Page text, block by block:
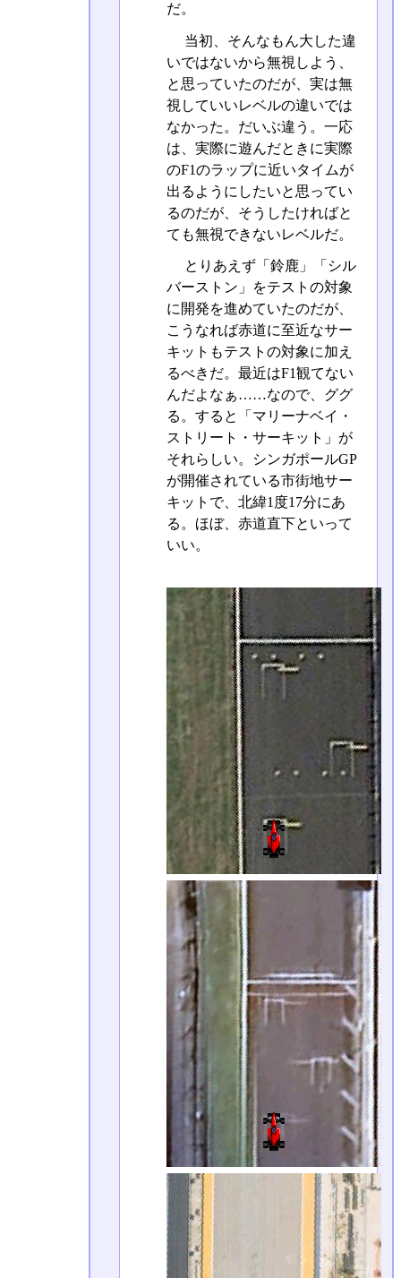
だ。
当初、そんなもん大した違
いではないから無視しよう、
と思っていたのだが、実は無
視していいレベルの違いでは
なかった。だいぶ違う。一応
は、実際に遊んだときに実際
のF1のラップに近いタイムが
出るようにしたいと思ってい
るのだが、そうしたければと
ても無視できないレベルだ。
とりあえず「鈴鹿」「シル
バーストン」をテストの対象
に開発を進めていたのだが、
こうなれば赤道に至近なサー
キットもテストの対象に加え
るべきだ。最近はF1観てない
んだよなぁ……なので、ググ
る。すると「マリーナベイ・
ストリート・サーキット」が
それらしい。シンガポールGP
が開催されている市街地サー
キットで、北緯1度17分にあ
る。ほぼ、赤道直下といって
いい。